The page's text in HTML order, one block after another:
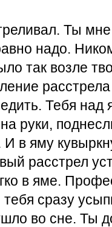
Ты
надо.
так возле
Тебя над
руки,
И в яму
расстрел
в яме.
сразу
во сне. Ты